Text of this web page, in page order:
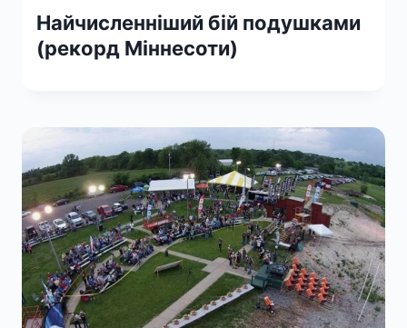
Найчисленніший бій подушками
(рекорд Міннесоти)